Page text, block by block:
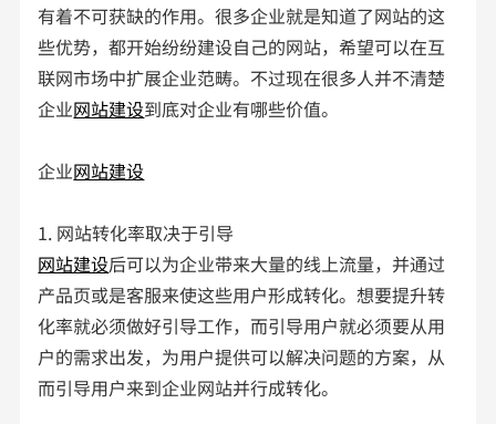
有着不可获缺的作用。很多企业就是知道了网站的这
些优势，都开始纷纷建设自己的网站，希望可以在互
联网市场中扩展企业范畴。不过现在很多人并不清楚
企业网站建设到底对企业有哪些价值。
企业网站建设
1. 网站转化率取决于引导
网站建设后可以为企业带来大量的线上流量，并通过
产品页或是客服来使这些用户形成转化。想要提升转
化率就必须做好引导工作，而引导用户就必须要从用
户的需求出发，为用户提供可以解决问题的方案，从
而引导用户来到企业网站并行成转化。